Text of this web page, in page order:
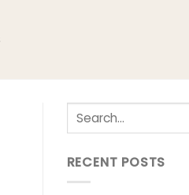
RECENT POSTS